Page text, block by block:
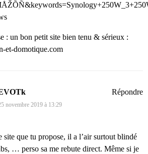
: un bon petit site bien tenu & sérieux :
et-domotique.com
novembre 2019 à 13:29
site que tu propose, il a l’air surtout blindé
… perso sa me rebute direct. Même si je
Répondre